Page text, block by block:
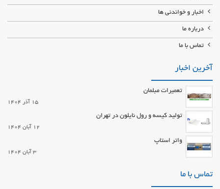
اخبار و خواندنی ها
درباره ما
تماس با ما
آخرین اخبار
تعمیرات مبلمان
15 آذر 1404
تولید کیسه و رول نایلون در تهران
12 آبان 1404
واتر استاپ
3 آبان 1404
تماس با ما